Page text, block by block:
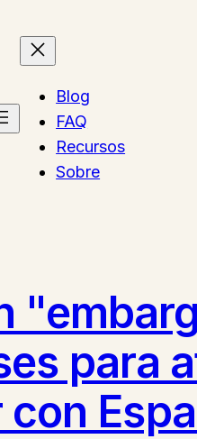
Blog
FAQ
Recursos
Sobre
para